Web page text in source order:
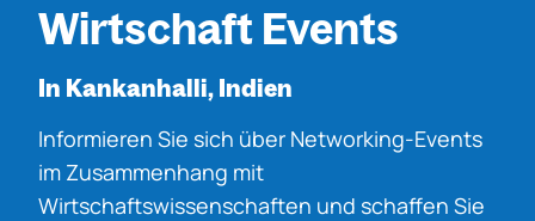
Wirtschaft Events
In Kankanhalli, Indien
Informieren Sie sich über Networking-Events
im Zusammenhang mit
Wirtschaftswissenschaften und schaffen Sie